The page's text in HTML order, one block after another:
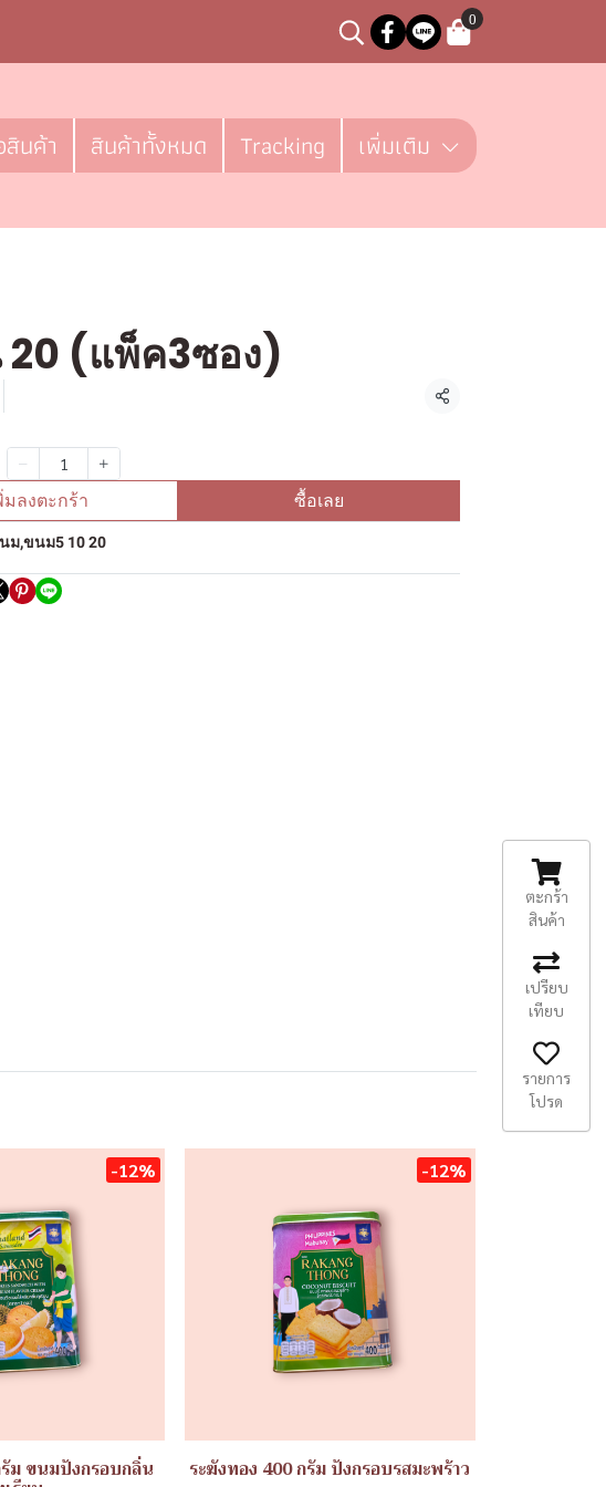
0
นค้า สินค้าทั้งหมด Tracking เพิ่มเติม
(แพ็ค3ซอง)
แชร์
มลงตะกร้า ซื้อเลย
ม,ขนม5 10 20
-12%
ม ขนมปังกรอบกลิ่น
-12%
ระฆังทอง 400 กรัม ปังกรอบรสมะพร้าว
ตะกร้า
สินค้า
เปรียบ
เทียบ
รายการ
โปรด